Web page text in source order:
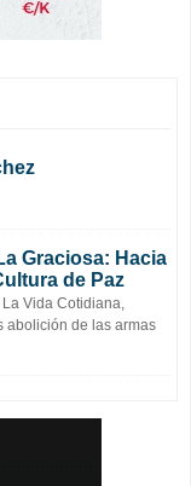
Graciosa: Hacia
de Paz
Vida Cotidiana,
abolición de las armas